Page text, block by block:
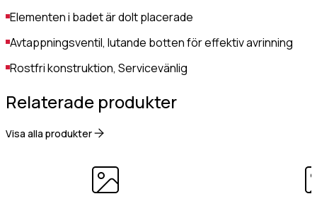
Elementen i badet är dolt placerade
Avtappningsventil, lutande botten för effektiv avrinning
Rostfri konstruktion, Servicevänlig
Relaterade produkter
Visa alla produkter